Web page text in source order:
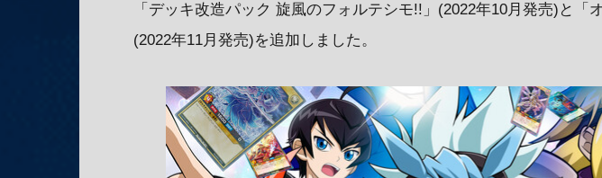
「デッキ改造パック 旋風のフォルテシモ!!」(2022年10月発売)と「
(2022年11月発売)を追加しました。